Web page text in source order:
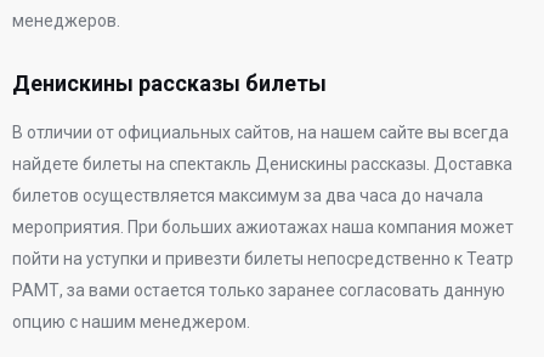
менеджеров.
Денискины рассказы билеты
В отличии от официальных сайтов, на нашем сайте вы всегда
найдете билеты на спектакль Денискины рассказы. Доставка
билетов осуществляется максимум за два часа до начала
мероприятия. При больших ажиотажах наша компания может
пойти на уступки и привезти билеты непосредственно кТеатр
РАМТ, за вами остается только заранее согласовать данную
опцию с нашим менеджером.